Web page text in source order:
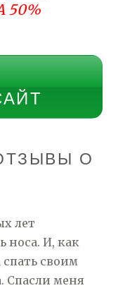
50%
О
лет
носа. И, как
своим
Спасли меня